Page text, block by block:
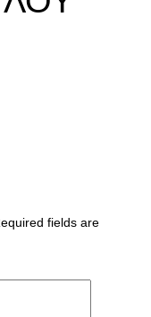
fields are